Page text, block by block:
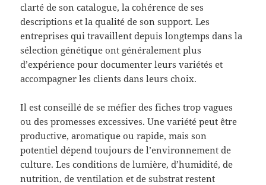
clarté de son catalogue, la cohérence de ses
descriptions et la qualité de son support. Les
entreprises qui travaillent depuis longtemps dans la
sélection génétique ont généralement plus
d’expérience pour documenter leurs variétés et
accompagner les clients dans leurs choix.
Il est conseillé de se méfier des fiches trop vagues
ou des promesses excessives. Une variété peut être
productive, aromatique ou rapide, mais son
potentiel dépend toujours de l’environnement de
culture. Les conditions de lumière, d’humidité, de
nutrition, de ventilation et de substrat restent